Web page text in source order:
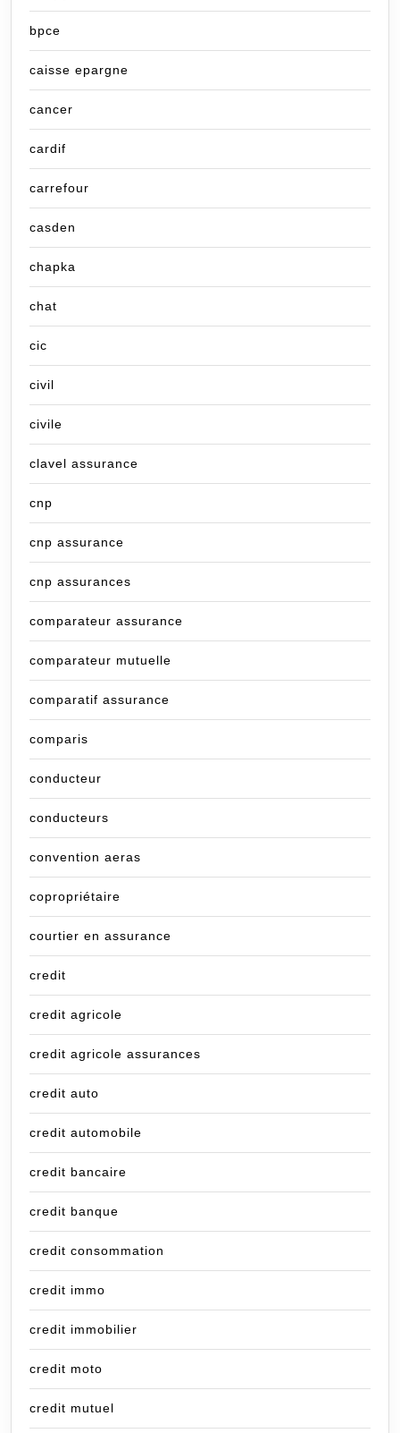
bpce
caisse epargne
cancer
cardif
carrefour
casden
chapka
chat
cic
civil
civile
clavel assurance
cnp
cnp assurance
cnp assurances
comparateur assurance
comparateur mutuelle
comparatif assurance
comparis
conducteur
conducteurs
convention aeras
copropriétaire
courtier en assurance
credit
credit agricole
credit agricole assurances
credit auto
credit automobile
credit bancaire
credit banque
credit consommation
credit immo
credit immobilier
credit moto
credit mutuel